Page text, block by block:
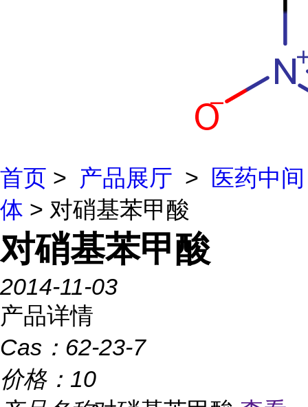
首页 > 产品展厅 >
医药中间
体 > 对硝基苯甲酸
对硝基苯甲酸
2014-11-03
产品详情
Cas： 62-23-7
价格： 10